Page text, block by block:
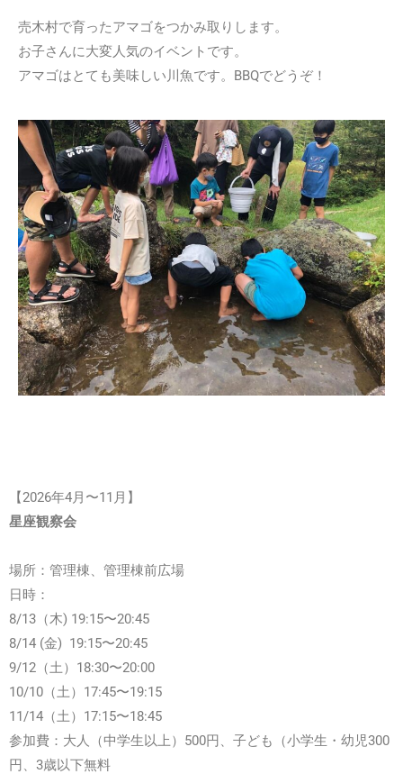
売木村で育ったアマゴをつかみ取りします。
お子さんに大変人気のイベントです。
アマゴはとても美味しい川魚です。BBQでどうぞ！
【2026年4月〜11月】
星座観察会
場所：管理棟、管理棟前広場
日時：
8/13（木) 19:15〜20:45
8/14 (金) 19:15〜20:45
9/12（土）18:30〜20:00
10/10（土）17:45〜19:15
11/14（土）17:15〜18:45
参加費：大人（中学生以上）500円、子ども（小学生・幼児300
円、3歳以下無料